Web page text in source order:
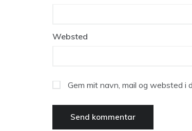
Websted
Gem mit navn, mail og websted